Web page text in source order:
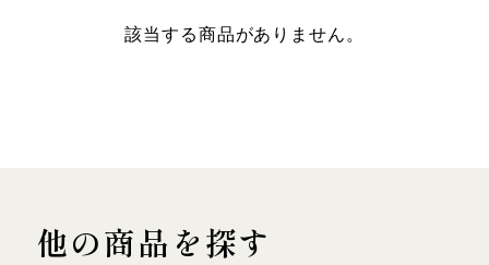
該当する商品がありません。
他の商品を探す